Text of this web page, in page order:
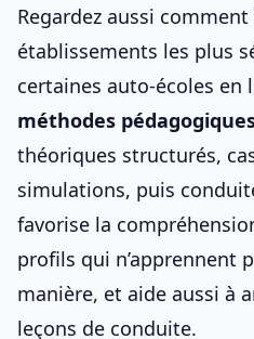
Regardez aussi
établissements les plus
certaines auto-écoles en
méthodes
théoriques structurés,
simulations, puis
favorise la
profils qui n’apprennent
manière, et aide aussi à
leçons de conduite.